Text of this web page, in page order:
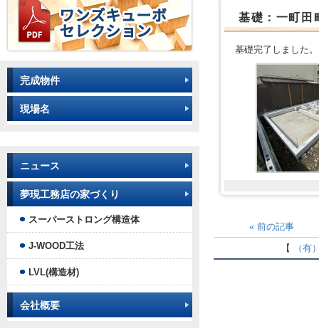
基礎：一町田
基礎完了しました。
« 前の記事
【
（有
完成物件
現場名
ニュース
夢現工務店の家づくり
スーパーストロング構造体
J-WOOD工法
LVL(構造材)
会社概要